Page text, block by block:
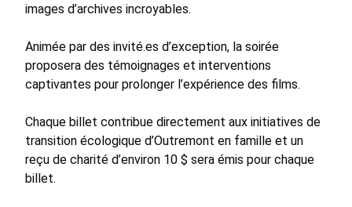
images d’archives incroyables.
Animée par des invité.es d’exception, la soirée
proposera des témoignages et interventions
captivantes pour prolonger l’expérience des films.
Chaque billet contribue directement aux initiatives de
transition écologique d’Outremont en famille et un
reçu de charité d’environ 10 $ sera émis pour chaque
billet.